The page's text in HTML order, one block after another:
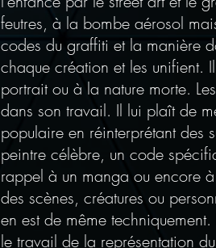
feutres, à la bombe aérosol
codes du graffiti et la manière
chaque création et les unifient.
portrait ou à la nature morte.
dans son travail. Il lui plaît de
populaire en réinterprétant des
peintre célèbre, un code
rappel à un manga ou encore
des scènes, créatures ou
en est de même
le travail de la représentation